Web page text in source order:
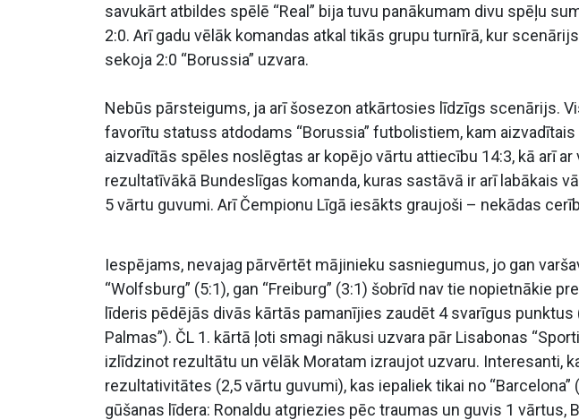
savukārt atbildes spēlē “Real” bija tuvu panākumam divu spēļu
2:0. Arī gadu vēlāk komandas atkal tikās grupu turnīrā, kur
sekoja 2:0 “Borussia” uzvara.
Nebūs pārsteigums, ja arī šosezon atkārtosies līdzīgs scenārijs.
favorītu statuss atdodams “Borussia” futbolistiem, kam
aizvadītās spēles noslēgtas ar kopējo vārtu attiecību 14:3, kā arī ar
rezultatīvākā Bundeslīgas komanda, kuras sastāvā ir arī labākais
5 vārtu guvumi. Arī Čempionu Līgā iesākts graujoši – nekādas
Iespējams, nevajag pārvērtēt mājinieku sasniegumus, jo gan
“Wolfsburg” (5:1), gan “Freiburg” (3:1) šobrīd nav tie nopietnākie
līderis pēdējās divās kārtās pamanījies zaudēt 4 svarīgus punktus
Palmas”). ČL 1. kārtā ļoti smagi nākusi uzvara pār Lisabonas
izlīdzinot rezultātu un vēlāk Moratam izraujot uzvaru. Interesanti,
rezultativitātes (2,5 vārtu guvumi), kas iepaliek tikai no
gūšanas līdera: Ronaldu atgriezies pēc traumas un guvis 1 vārtus,